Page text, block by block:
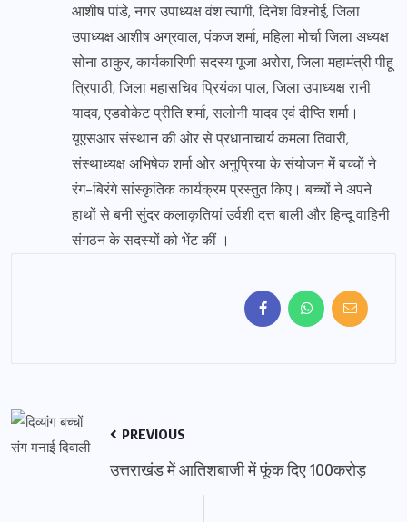
आशीष पांडे, नगर उपाध्यक्ष वंश त्यागी, दिनेश विश्नोई, जिला
उपाध्यक्ष आशीष अग्रवाल, पंकज शर्मा, महिला मोर्चा जिला अध्यक्ष
सोना ठाकुर, कार्यकारिणी सदस्य पूजा अरोरा, जिला महामंत्री पीहू
त्रिपाठी, जिला महासचिव प्रियंका पाल, जिला उपाध्यक्ष रानी
यादव, एडवोकेट प्रीति शर्मा, सलोनी यादव एवं दीप्ति शर्मा।
यूएसआर संस्थान की ओर से प्रधानाचार्य कमला तिवारी,
संस्थाध्यक्ष अभिषेक शर्मा ओर अनुप्रिया के संयोजन में बच्चों ने
रंग-बिरंगे सांस्कृतिक कार्यक्रम प्रस्तुत किए। बच्चों ने अपने
हाथों से बनी सुंदर कलाकृतियां उर्वशी दत्त बाली और हिन्दू वाहिनी
संगठन के सदस्यों को भेंट कीं ।
PREVIOUS
उत्तराखंड में आतिशबाजी में फूंक दिए 100करोड़